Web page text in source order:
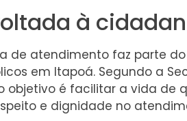
à
de atendimento faz parte
em Itapoá. Segundo a
objetivo é facilitar a vida de
e dignidade no